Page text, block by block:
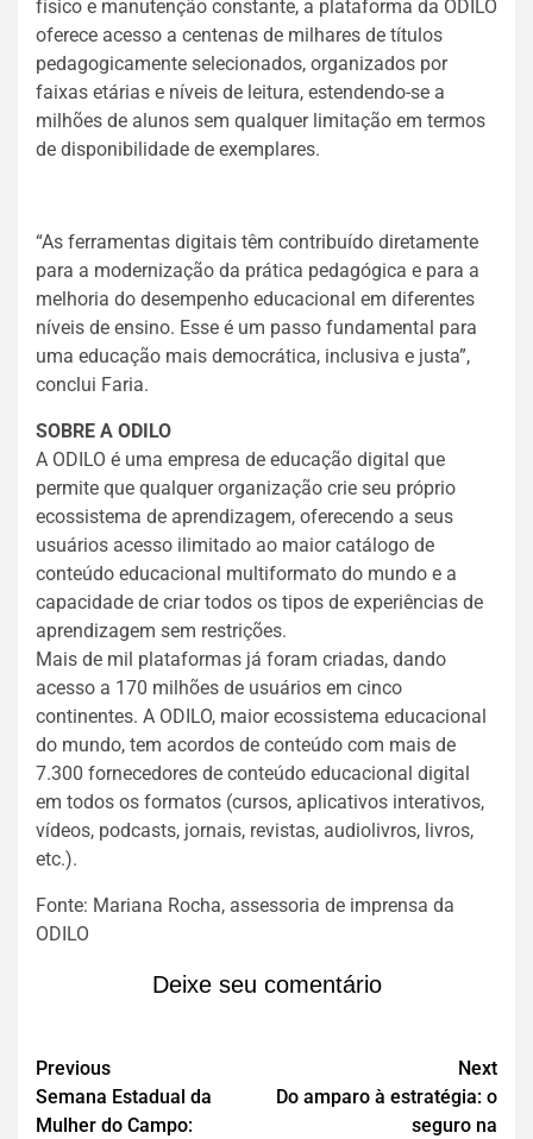
físico e manutenção constante, a plataforma da ODILO
oferece acesso a centenas de milhares de títulos
pedagogicamente selecionados, organizados por
faixas etárias e níveis de leitura, estendendo-se a
milhões de alunos sem qualquer limitação em termos
de disponibilidade de exemplares.
“As ferramentas digitais têm contribuído diretamente
para a modernização da prática pedagógica e para a
melhoria do desempenho educacional em diferentes
níveis de ensino. Esse é um passo fundamental para
uma educação mais democrática, inclusiva e justa”,
conclui Faria.
SOBRE A ODILO
A ODILO é uma empresa de educação digital que
permite que qualquer organização crie seu próprio
ecossistema de aprendizagem, oferecendo a seus
usuários acesso ilimitado ao maior catálogo de
conteúdo educacional multiformato do mundo e a
capacidade de criar todos os tipos de experiências de
aprendizagem sem restrições.
Mais de mil plataformas já foram criadas, dando
acesso a 170 milhões de usuários em cinco
continentes. A ODILO, maior ecossistema educacional
do mundo, tem acordos de conteúdo com mais de
7.300 fornecedores de conteúdo educacional digital
em todos os formatos (cursos, aplicativos interativos,
vídeos, podcasts, jornais, revistas, audiolivros, livros,
etc.).
Fonte: Mariana Rocha, assessoria de imprensa da
ODILO
Deixe seu comentário
Previous
Semana Estadual da
Mulher do Campo:
Next
Do amparo à estratégia: o
seguro na